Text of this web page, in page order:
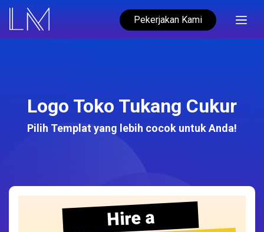
Pekerjakan Kami
Logo Toko Tukang Cukur
Pilih Templat yang lebih cocok untuk Anda!
Hire a